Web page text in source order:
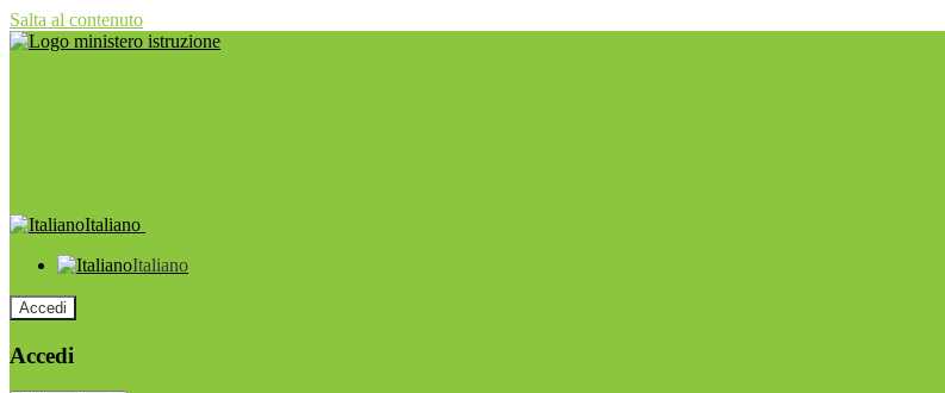
Salta al contenuto
Italiano
Italiano
Accedi
Accedi